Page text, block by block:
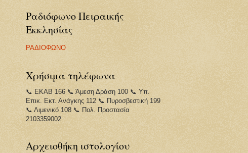
Ραδιόφωνο Πειραικής
Εκκλησίας
ΡΑΔΙΟΦΩΝΟ
Χρήσιμα τηλέφωνα
📞 ΕΚΑΒ 166 📞 Άμεση Δράση 100 📞 Υπ.
Επικ. Εκτ. Ανάγκης 112 📞 Πυροσβεστική 199
📞 Λιμενικό 108 📞 Πολ. Προστασία
2103359002
Αρχειοθήκη ιστολογίου